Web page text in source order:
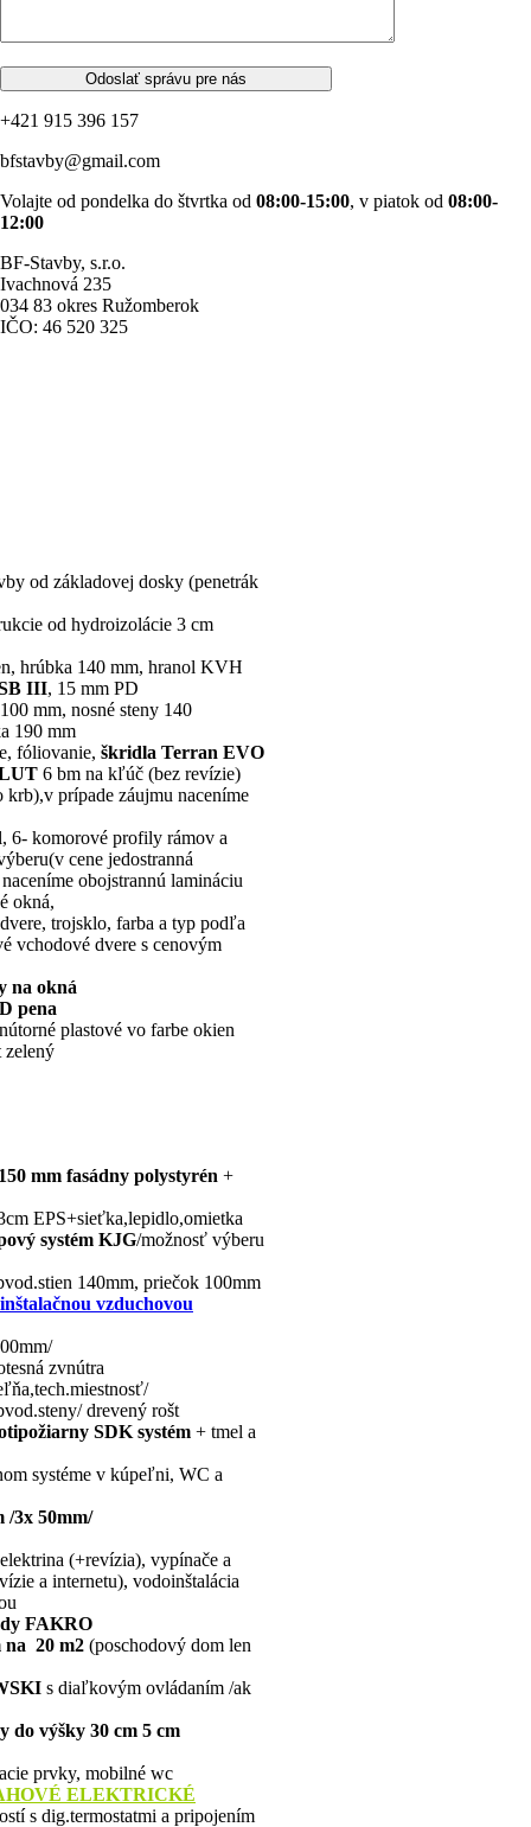
Odoslať správu pre nás
+421 915 396 157
bfstavby@gmail.com
Volajte od pondelka do štvrtka od 08:00-15:00, v piatok od 08:00-
12:00
BF-Stavby, s.r.o.
Ivachnová 235
034 83 okres Ružomberok
IČO: 46 520 325
od základovej dosky (penetrák
od hydroizolácie 3 cm
hrúbka 140 mm, hranol KVH
III, 15 mm PD
mm, nosné steny 140
190 mm
fóliovanie, škridla Terran EVO
6 bm na kľúč (bez revízie)
krb),v prípade záujmu naceníme
6- komorové profily rámov a
cene jedostranná
obojstrannú lamináciu
okná,
trojsklo, farba a typ podľa
vchodové dvere s cenovým
na okná
pena
plastové vo farbe okien
zelený
mm fasádny polystyrén +
EPS+sieťka,lepidlo,omietka
systém KJG/možnosť výberu
140mm, priečok 100mm
vzduchovou
zvnútra
drevený rošt
SDK systém + tmel a
systéme v kúpeľni, WC a
/3x 50mm/
(+revízia), vypínače a
a internetu), vodoinštalácia
FAKRO
na 20 m2 (poschodový dom len
s diaľkovým ovládaním /ak
do výšky 30 cm 5 cm
prvky, mobilné wc
ELEKTRICKÉ
s dig.termostatmi a pripojením